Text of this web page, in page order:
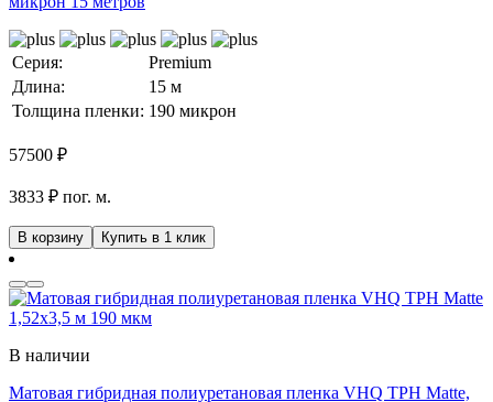
Серия:
Premium
Длина:
15 м
Толщина пленки: 190 микрон
57500 ₽
3833 ₽ пог. м.
В корзину Купить в 1 клик
В наличии
Матовая гибридная полиуретановая пленка VHQ TPH Matte,